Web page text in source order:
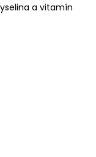
a vitamín